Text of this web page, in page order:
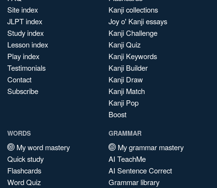
Site index
JLPT index
Study index
Lesson index
Play index
Testimonials
Contact
Subscribe
Kanji collections
Joy o' Kanji essays
Kanji Challenge
Kanji Quiz
Kanji Keywords
Kanji Builder
Kanji Draw
Kanji Match
Kanji Pop
Boost
WORDS
My word mastery
Quick study
Flashcards
Word Quiz
GRAMMAR
My grammar mastery
AI TeachMe
AI Sentence Correct
Grammar library